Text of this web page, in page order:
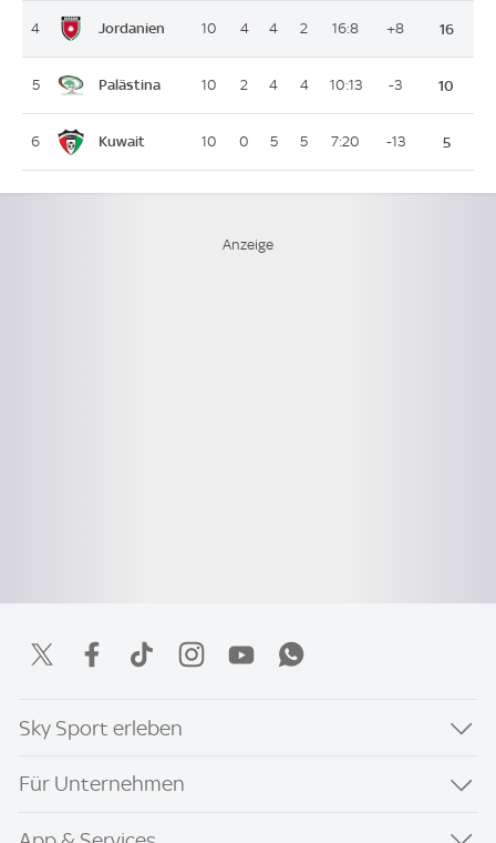
4 Jordanien 10 4 4 2 16:8 +8 16
5 Palästina 10 2 4 4 10:13 -3 10
6 Kuwait 10 0 5 5 7:20 -13 5
Sky Sport erleben
Für Unternehmen